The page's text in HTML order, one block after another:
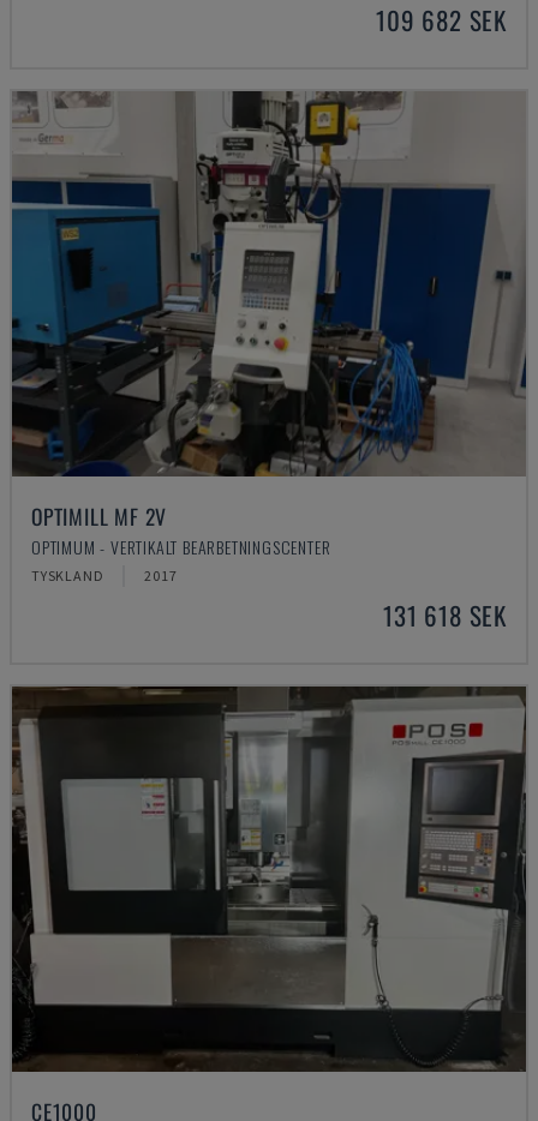
109 682 SEK
OPTIMILL MF 2V
OPTIMUM - VERTIKALT BEARBETNINGSCENTER
TYSKLAND 2017
131 618 SEK
CE1000